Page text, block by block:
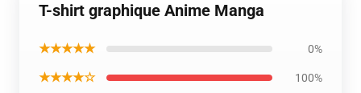
T-shirt graphique Anime Manga
★★★★★ 0%
★★★★☆ 100%